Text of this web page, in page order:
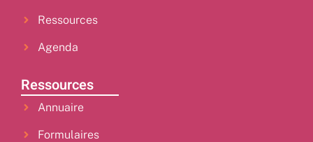
Ressources
Agenda
Ressources
Annuaire
Formulaires